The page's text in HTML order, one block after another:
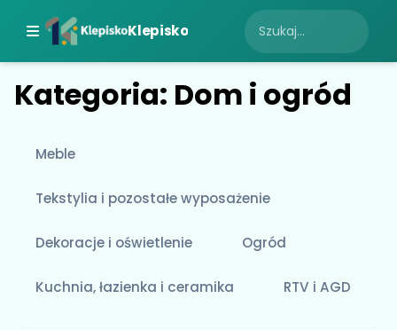
Klepisko
Kategoria: Dom i ogród
Meble
Tekstylia i pozostałe wyposażenie
Dekoracje i oświetlenie Ogród
Kuchnia, łazienka i ceramika RTV i AGD